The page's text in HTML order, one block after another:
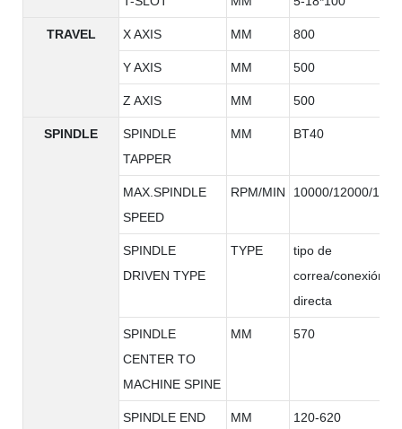
TRAVEL X AXIS MM 800
Y AXIS MM 500
Z AXIS MM 500
SPINDLE
SPINDLE
TAPPER
MM BT40
MAX.SPINDLE
SPEED
RPM/MIN 10000/12000/
SPINDLE
DRIVEN TYPE
TYPE
tipo de
correa/conexión
directa
SPINDLE
CENTER TO
MACHINE SPINE
MM 570
SPINDLE END
MM 120-620